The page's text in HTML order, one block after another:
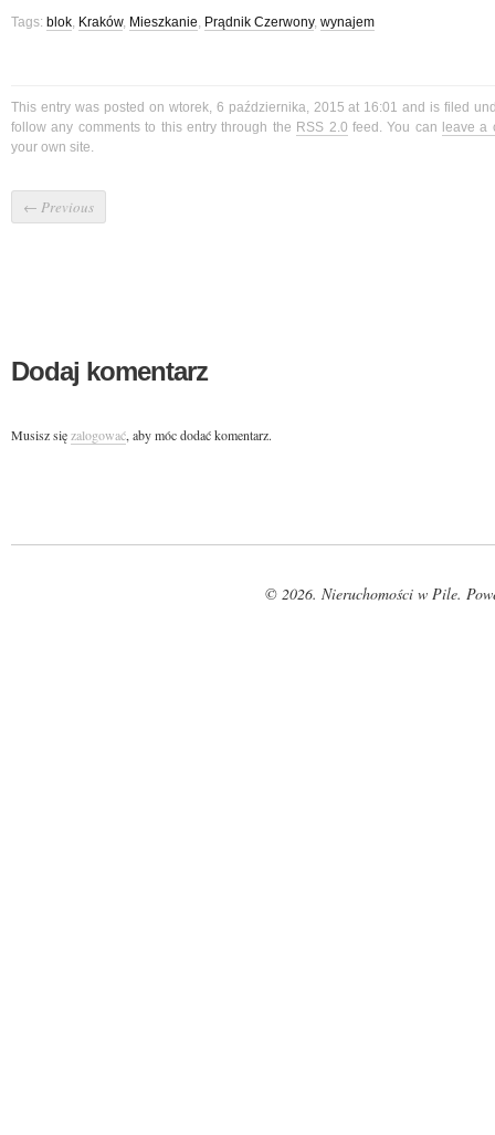
Tags: blok, Kraków, Mieszkanie, Prądnik Czerwony, wynajem
This entry was posted on wtorek, 6 października, 2015 at 16:01 and is filed
follow any comments to this entry through the RSS 2.0 feed. You can leave a
your own site.
← Previous
Dodaj komentarz
Musisz sięzalogować, aby móc dodać komentarz.
© 2026. Nieruchomości w Pile.